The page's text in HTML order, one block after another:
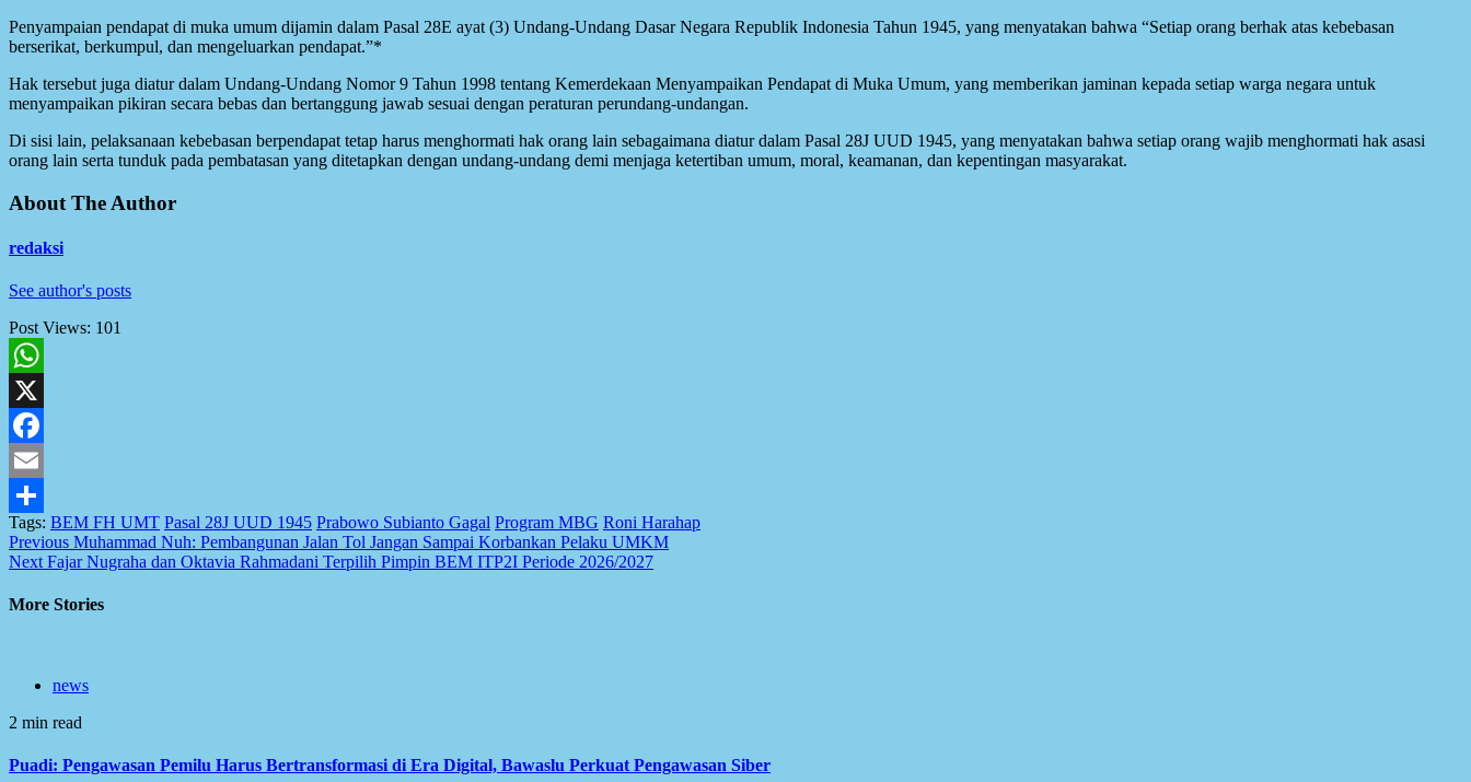
Penyampaian pendapat di muka umum dijamin dalam Pasal 28E ayat (3) Undang-Undang Dasar Negara Republik Indonesia Tahun 1945, yang menyatakan bahwa “Setiap orang berhak atas kebebasan
berserikat, berkumpul, dan mengeluarkan pendapat.”*
Hak tersebut juga diatur dalam Undang-Undang Nomor 9 Tahun 1998 tentang Kemerdekaan Menyampaikan Pendapat di Muka Umum, yang memberikan jaminan kepada setiap warga negara untuk
menyampaikan pikiran secara bebas dan bertanggung jawab sesuai dengan peraturan perundang-undangan.
Di sisi lain, pelaksanaan kebebasan berpendapat tetap harus menghormati hak orang lain sebagaimana diatur dalam Pasal 28J UUD 1945, yang menyatakan bahwa setiap orang wajib menghormati hak asasi
orang lain serta tunduk pada pembatasan yang ditetapkan dengan undang-undang demi menjaga ketertiban umum, moral, keamanan, dan kepentingan masyarakat.
About The Author
redaksi
See author's posts
Post Views: 101
WhatsApp
X
Facebook
Email
Share
Tags: BEM FH UMT Pasal 28J UUD 1945 Prabowo Subianto Gagal Program MBG Roni Harahap
Post
navigation
Previous Muhammad Nuh: Pembangunan Jalan Tol Jangan Sampai Korbankan Pelaku UMKM
Next Fajar Nugraha dan Oktavia Rahmadani Terpilih Pimpin BEM ITP2I Periode 2026/2027
More Stories
news
2 min read
Puadi: Pengawasan Pemilu Harus Bertransformasi di Era Digital, Bawaslu Perkuat Pengawasan Siber